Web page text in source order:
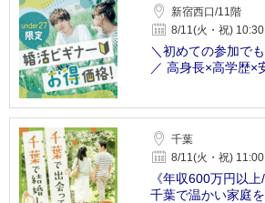
新宿西口/11階
8/11(火・祝) 10:30
＼初めての参加で
／ 高身長×高学歴×
千葉
8/11(火・祝) 11:00
《年収600万円以
千葉で温かい家庭